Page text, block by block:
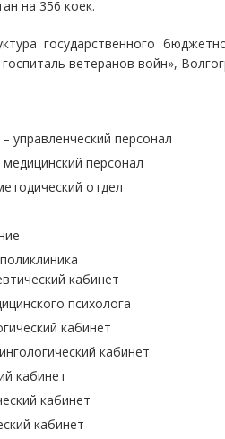
на 356 коек.
государственного
ветеранов войн»,
управленческий персонал
персонал
отдел
кабинет
психолога
кабинет
кабинет
кабинет
кабинет
кабинет